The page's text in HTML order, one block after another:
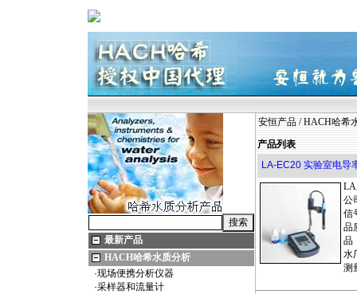
最新产品
HACH哈希水质分析
·现场便携分析仪器
·采样器和流量计
安恒产品 /HACH哈希
产品列表
LA-EC20 实验室电导
LA
公
信
品
品
水
测